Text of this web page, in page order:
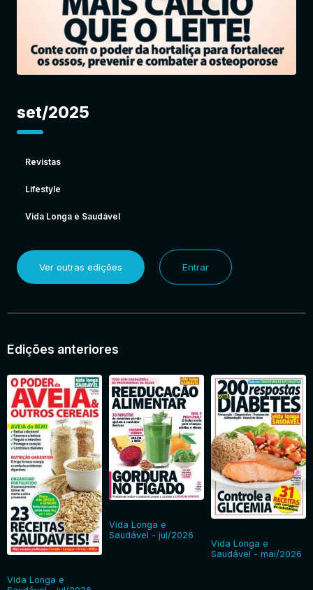
set/2025
Revistas
Lifestyle
Vida Longa e Saudável
Ver outras edições Entrar
Edições anteriores
Vida Longa e
Vida Longa e
Saudável - jul/2026
Vida Longa e
Saudável - mai/2026